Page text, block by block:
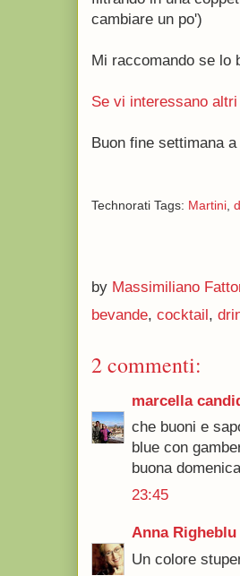
cambiare un po')
Mi raccomando se lo
Se vi interessano
Buon fine settimana
Technorati Tags: Martini
by Massimiliano
bevande, cocktail,
2 commenti:
marcella
che buoni e
blue con
buona domenica
23:45
Anna Righeblu
Un colore